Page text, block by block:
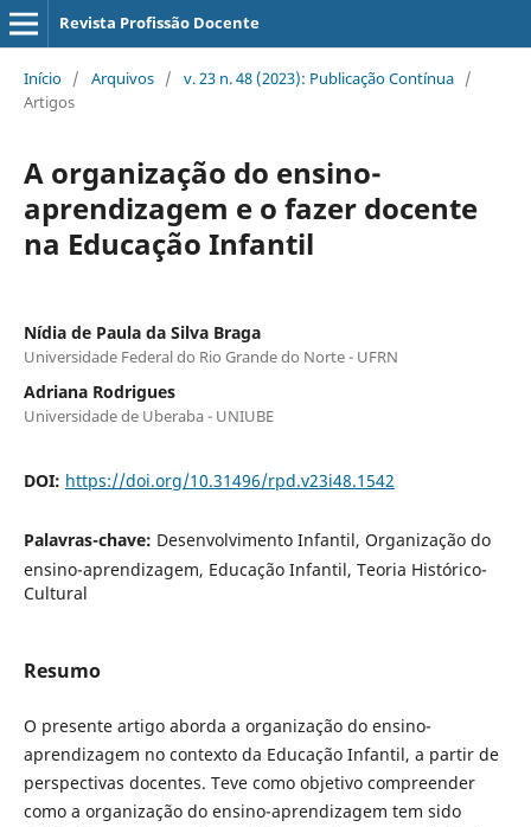
Revista Profissão Docente
Início / Arquivos / v. 23 n. 48 (2023): Publicação Contínua /
Artigos
A organização do ensino-
aprendizagem e o fazer docente
na Educação Infantil
Nídia de Paula da Silva Braga
Universidade Federal do Rio Grande do Norte - UFRN
Adriana Rodrigues
Universidade de Uberaba - UNIUBE
DOI: https://doi.org/10.31496/rpd.v23i48.1542
Palavras-chave: Desenvolvimento Infantil, Organização do
ensino-aprendizagem, Educação Infantil, Teoria Histórico-
Cultural
Resumo
O presente artigo aborda a organização do ensino-
aprendizagem no contexto da Educação Infantil, a partir de
perspectivas docentes. Teve como objetivo compreender
como a organização do ensino-aprendizagem tem sido